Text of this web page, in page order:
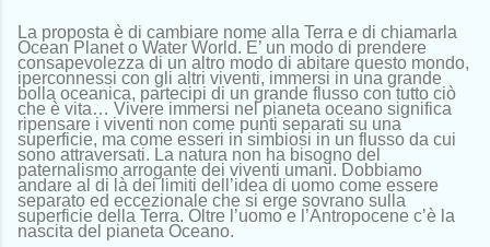
La proposta è di cambiare nome alla Terra e di chiamarla
Ocean Planet o Water World. E’ un modo di prendere
consapevolezza di un altro modo di abitare questo mondo,
iperconnessi con gli altri viventi, immersi in una grande
bolla oceanica, partecipi di un grande flusso con tutto ciò
che è vita… Vivere immersi nel pianeta oceano significa
ripensare i viventi non come punti separati su una
superficie, ma come esseri in simbiosi in un flusso da cui
sono attraversati. La natura non ha bisogno del
paternalismo arrogante dei viventi umani. Dobbiamo
andare al di là dei limiti dell’idea di uomo come essere
separato ed eccezionale che si erge sovrano sulla
superficie della Terra. Oltre l’uomo e l’Antropocene c’è la
nascita del pianeta Oceano.